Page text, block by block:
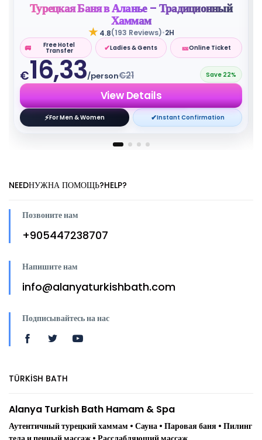
Турецкая Баня в Аланье – Традиционный
Хаммам
★4.8(193 Reviews)•2H
🚐
Free Hotel
Transfer ✔Ladies & Gents 🎫Online Ticket
€16,33/person€21 Save 22%
View Details
⚡For Men & Women ✔Instant Confirmation
NEEDНУЖНА ПОМОЩЬ?HELP?
Позвоните нам
+905447238707
Напишите нам
info@alanyaturkishbath.com
Подписывайтесь на нас
TÜRKİSH BATH
Alanya Turkish Bath Hamam & Spa
Аутентичный турецкий хаммам • Сауна • Паровая баня • Пилинг